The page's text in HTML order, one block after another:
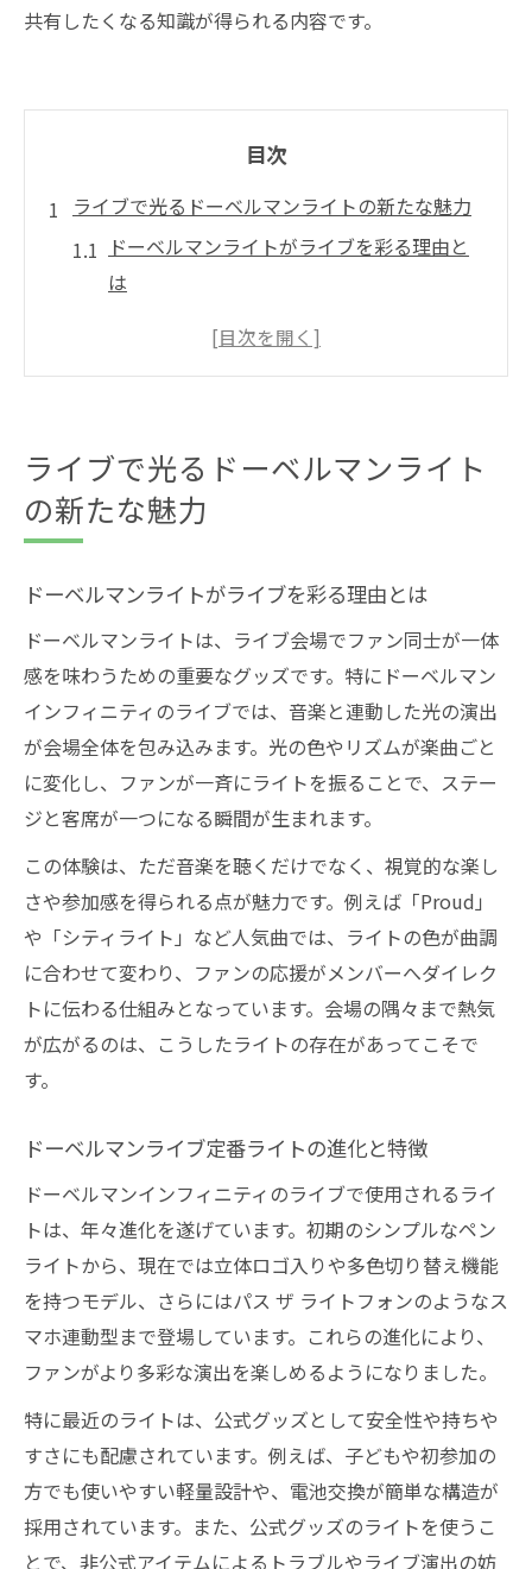
共有したくなる知識が得られる内容です。
目次
ライブで光るドーベルマンライトの新たな魅力
ドーベルマンライトがライブを彩る理由と
は
ドーベルマンライブ定番ライトの進化と特
ドーベルマンメンバーが語るライトの思い
出
一体感
ドーベルマンと楽しむペンライト演出法
ドーベルマンライブでのペンライト使い方
ガイド
ドーベルマンインフィニティ曲ごとのライ
ト演出例
ドーベルマンペンライトでファンが盛り上
がる瞬間
ドーベルマンのライブ演出とペンライト活
用法
ライブ初心者も安心のペンライト演出アイ
デア
ライトひとつで生まれるファンの一体感体験
ンス術
ドーベルマンインフィニティライブに欠か
せない一体感
ペンライトで共有するドーベルマンファン
同士の熱気
ドーベルマンの光が繋ぐライブ会場の一体
感体験
グッズ活用でライブを最大限楽しむ秘訣
ドーベルマンライブグッズの活用法と選び
方
ドーベルマンインフィニティグッズで盛り
ライブで光るドーベルマンライト
の新たな魅力
ドーベルマンライトがライブを彩る理由とは
ドーベルマンライトは、ライブ会場でファン同士が一体
感を味わうための重要なグッズです。特にドーベルマン
インフィニティのライブでは、音楽と連動した光の演出
が会場全体を包み込みます。光の色やリズムが楽曲ごと
に変化し、ファンが一斉にライトを振ることで、ステー
ジと客席が一つになる瞬間が生まれます。
この体験は、ただ音楽を聴くだけでなく、視覚的な楽し
さや参加感を得られる点が魅力です。例えば「Proud」
や「シティライト」など人気曲では、ライトの色が曲調
に合わせて変わり、ファンの応援がメンバーへダイレク
トに伝わる仕組みとなっています。会場の隅々まで熱気
が広がるのは、こうしたライトの存在があってこそで
す。
ドーベルマンライブ定番ライトの進化と特徴
ドーベルマンインフィニティのライブで使用されるライ
トは、年々進化を遂げています。初期のシンプルなペン
ライトから、現在では立体ロゴ入りや多色切り替え機能
を持つモデル、さらにはパス ザ ライトフォンのようなス
マホ連動型まで登場しています。これらの進化により、
ファンがより多彩な演出を楽しめるようになりました。
特に最近のライトは、公式グッズとして安全性や持ちや
すさにも配慮されています。例えば、子どもや初参加の
方でも使いやすい軽量設計や、電池交換が簡単な構造が
採用されています。また、公式グッズのライトを使うこ
とで、非公式アイテムによるトラブルやライブ演出の妨